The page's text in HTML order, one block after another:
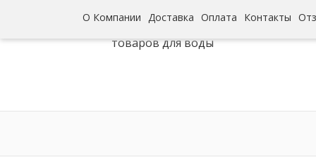
О Компании Доставка Оплата Контакты
Интернет-гипермаркет
товаров для воды